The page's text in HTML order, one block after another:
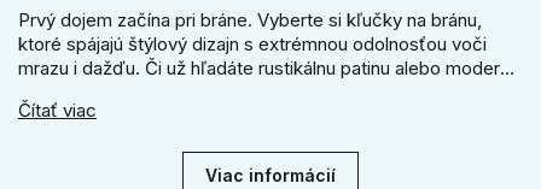
Prvý dojem začína pri bráne. Vyberte si kľučky na bránu,
ktoré spájajú štýlový dizajn s extrémnou odolnosťou voči
mrazu i dažďu. Či už hľadáte rustikálnu patinu alebo moderné
vydrží roky. Zabezpečte svoj vstup kvalitou, ktorá prežije
Čítať viac
Viac informácií